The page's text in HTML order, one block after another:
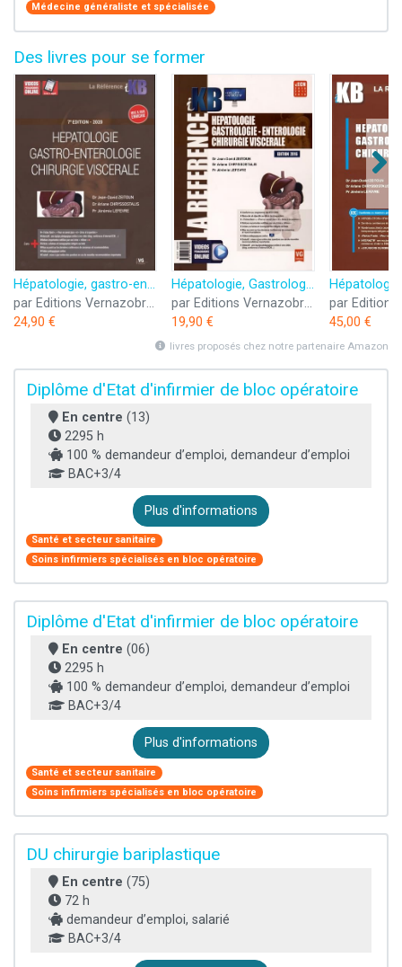
Médecine généraliste et spécialisée
Des livres pour se former
Hépatologie, gastro-entérologie, chirurgie viscérale
par Editions Vernazobres-Grego
24,90 €
Hépatologie, Gastrologie, Entérologie, Chirurgie viscérale
par Editions Vernazobres-Grego
19,90 €
45,00 €
livres proposés chez notre partenaire Amazon
Diplôme d'Etat d'infirmier de bloc opératoire
En centre (13)
2295 h
100 % demandeur d’emploi, demandeur d’emploi
BAC+3/4
Plus d'informations
Santé et secteur sanitaire
Soins infirmiers spécialisés en bloc opératoire
Diplôme d'Etat d'infirmier de bloc opératoire
En centre (06)
2295 h
100 % demandeur d’emploi, demandeur d’emploi
BAC+3/4
Plus d'informations
Santé et secteur sanitaire
Soins infirmiers spécialisés en bloc opératoire
DU chirurgie bariplastique
En centre (75)
72 h
demandeur d’emploi, salarié
BAC+3/4